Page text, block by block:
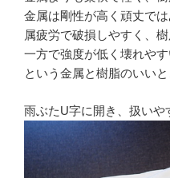
金属は剛性が高く頑丈で
属疲労で破損しやすく、
一方で強度が低く壊れやす
という金属と樹脂のいいと
雨ぶたU字に開き、扱いや